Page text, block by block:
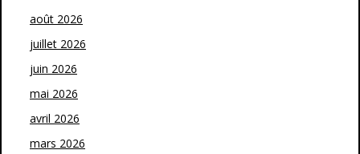
août 2026
juillet 2026
juin 2026
mai 2026
avril 2026
mars 2026